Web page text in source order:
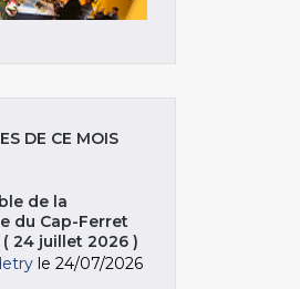
DE CE MOIS
de la
du Cap-Ferret
24 juillet 2026 )
le 24/07/2026